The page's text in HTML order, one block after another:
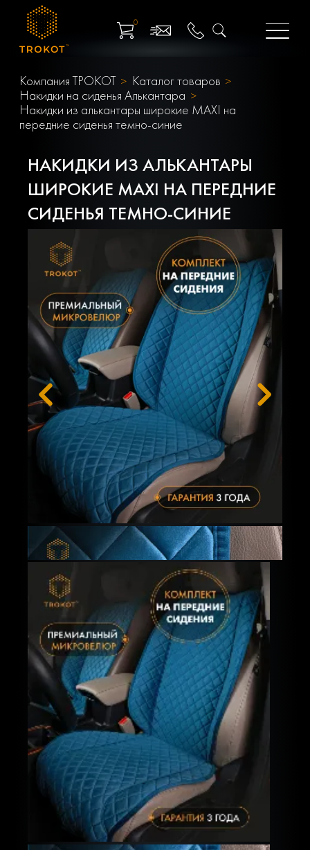
0
Компания ТРОКОТ
Каталог товаров
Накидки на сиденья Алькантара
Накидки из алькантары широкие MAXI на
передние сиденья темно-синие
НАКИДКИ ИЗ АЛЬКАНТАРЫ
ШИРОКИЕ MAXI НА ПЕРЕДНИЕ
СИДЕНЬЯ ТЕМНО-СИНИЕ